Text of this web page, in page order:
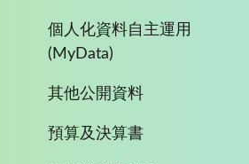
個人化資料自主運用
(MyData)
其他公開資料
預算及決算書